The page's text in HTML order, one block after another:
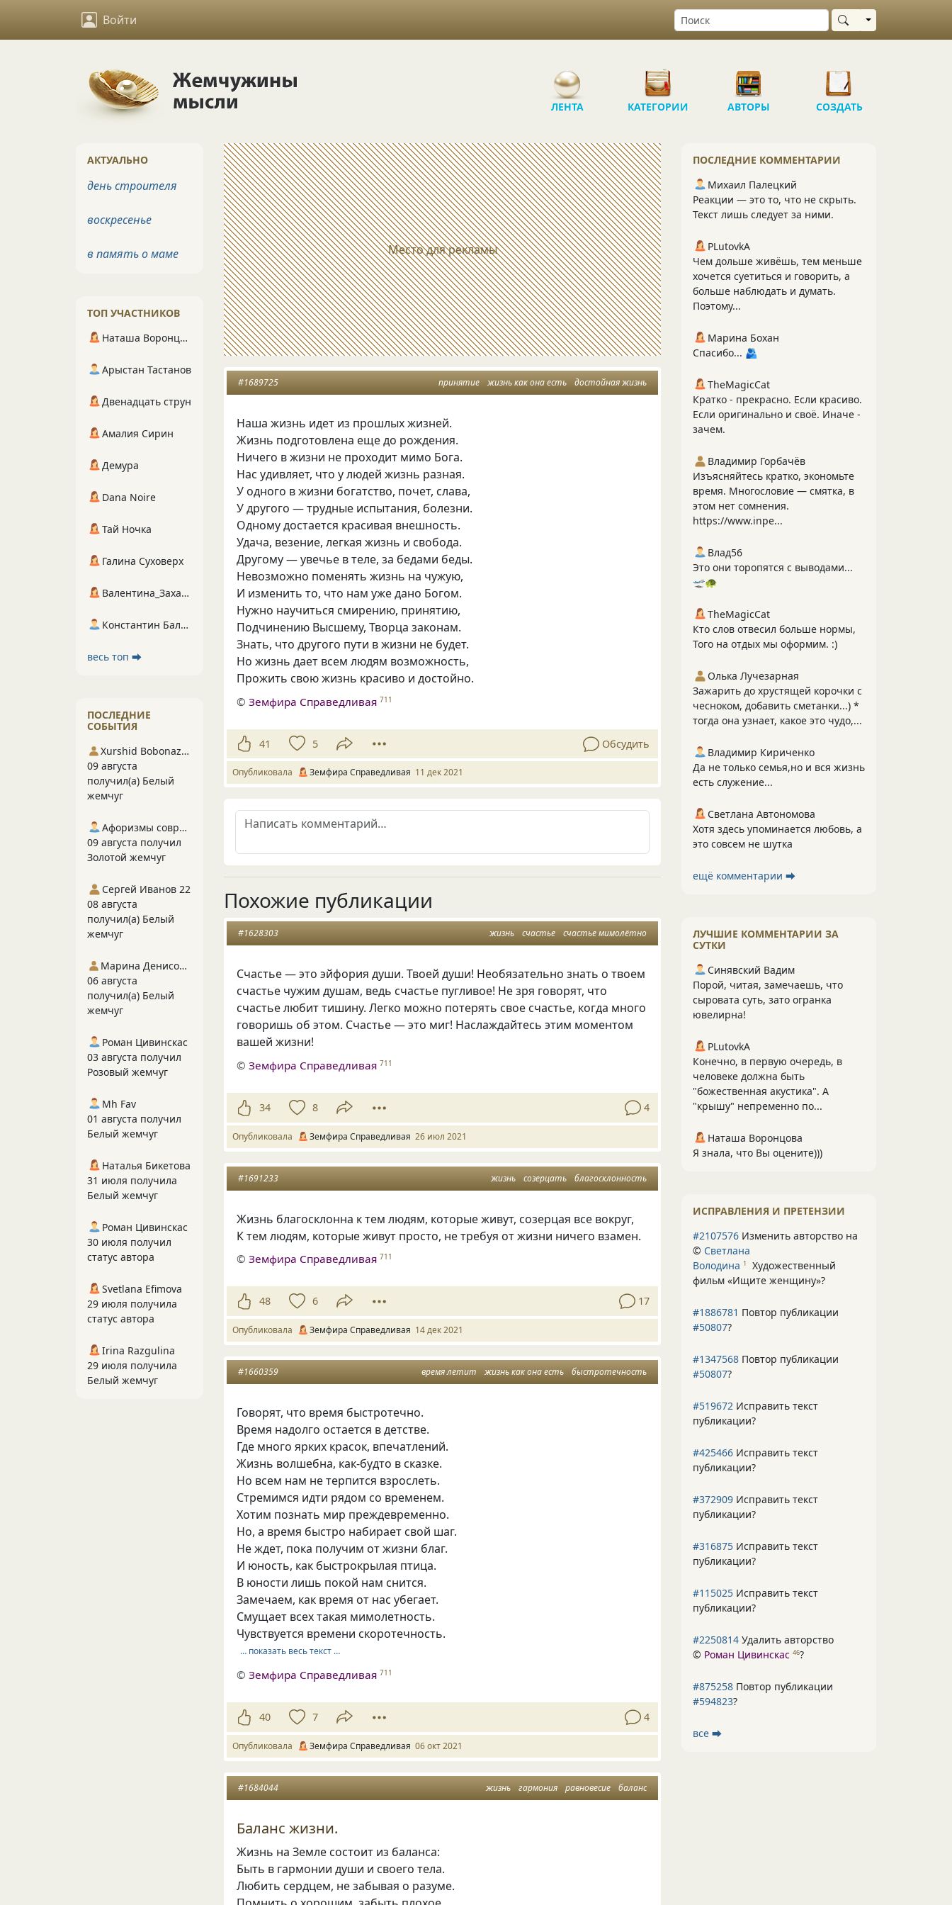
Войти Выбрать область
ЛЕНТА КАТЕГОРИИ АВТОРЫ СОЗДАТЬ
Место для рекламы
принятие жизнь как она есть достойная жизнь
#1689725
Наша жизнь идет из прошлых жизней.
Жизнь подготовлена еще до рождения.
Ничего в жизни не проходит мимо Бога.
Нас удивляет, что у людей жизнь разная.
У одного в жизни богатство, почет, слава,
У другого — трудные испытания, болезни.
Одному достается красивая внешность.
Удача, везение, легкая жизнь и свобода.
Другому — увечье в теле, за бедами беды.
Невозможно поменять жизнь на чужую,
И изменить то, что нам уже дано Богом.
Нужно научиться смирению, принятию,
Подчинению Высшему, Творца законам.
Знать, что другого пути в жизни не будет.
Но жизнь дает всем людям возможность,
Прожить свою жизнь красиво и достойно.
©Земфира Справедливая 711
41 5 Обсудить
Опубликовала Земфира Справедливая 11 дек 2021
Похожие публикации
жизнь счастье счастье мимолётно
#1628303
Счастье — это эйфория души. Твоей души! Необязательно знать о твоем
счастье чужим душам, ведь счастье пугливое! Не зря говорят, что
счастье любит тишину. Легко можно потерять свое счастье, когда много
говоришь об этом. Счастье — это миг! Наслаждайтесь этим моментом
вашей жизни!
©Земфира Справедливая 711
34 8 4
Опубликовала Земфира Справедливая 26 июл 2021
жизнь созерцать благосклонность
#1691233
Жизнь благосклонна к тем людям, которые живут, созерцая все вокруг,
К тем людям, которые живут просто, не требуя от жизни ничего взамен.
©Земфира Справедливая 711
48 6 17
Опубликовала Земфира Справедливая 14 дек 2021
время летит жизнь как она есть быстротечность
#1660359
Говорят, что время быстротечно.
Время надолго остается в детстве.
Где много ярких красок, впечатлений.
Жизнь волшебна, как-будто в сказке.
Но всем нам не терпится взрослеть.
Стремимся идти рядом со временем.
Хотим познать мир преждевременно.
Но, а время быстро набирает свой шаг.
Не ждет, пока получим от жизни благ.
И юность, как быстрокрылая птица.
В юности лишь покой нам снится.
Замечаем, как время от нас убегает.
Смущает всех такая мимолетность.
Чувствуется времени скоротечность.
… показать весь текст …
©Земфира Справедливая 711
40 7 4
Опубликовала Земфира Справедливая 06 окт 2021
жизнь гармония равновесие баланс
#1684044
Баланс жизни.
Жизнь на Земле состоит из баланса:
Быть в гармонии души и своего тела.
Любить сердцем, не забывая о разуме.
ПОСЛЕДНИЕ КОММЕНТАРИИ
Михаил Палецкий
Реакции — это то, что не скрыть.
Текст лишь следует за ними.
PLutоvkА
Чем дольше живёшь, тем меньше
хочется суетиться и говорить, а
больше наблюдать и думать.
Поэтому...
Марина Бохан
Спасибо... 🫂
TheMagicCat
Кратко - прекрасно. Если красиво.
Если оригинально и своё. Иначе -
зачем.
Владимир Горбачёв
Изъясняйтесь кратко, экономьте
время. Многословие — смятка, в
этом нет сомнения.
https://www.inpe...
Влад56
Это они торопятся с выводами...
🛫🐢
TheMagicCat
Кто слов отвесил больше нормы,
Того на отдых мы оформим. :)
Олька Лучезарная
Зажарить до хрустящей корочки с
чесноком, добавить сметанки...) *
тогда она узнает, какое это чудо,...
Владимир Кириченко
Да не только семья,но и вся жизнь
есть служение...
Светлана Автономова
Хотя здесь упоминается любовь, а
это совсем не шутка
ещё комментарии ⮕
ЛУЧШИЕ КОММЕНТАРИИ ЗА
СУТКИ
Синявский Вадим
Порой, читая, замечаешь, что
сыровата суть, зато огранка
ювелирна!
PLutоvkА
Конечно, в первую очередь, в
человеке должна быть
"божественная акустика". А
"крышу" непременно по...
Наташа Воронцова
Я знала, что Вы оцените)))
ИСПРАВЛЕНИЯ И ПРЕТЕНЗИИ
#2107576 Изменить авторство на
© Светлана
Володина 1
Художественный
фильм «Ищите женщину»?
#1886781 Повтор публикации
#50807?
#1347568 Повтор публикации
#50807?
#519672 Исправить текст
публикации?
#425466 Исправить текст
публикации?
#372909 Исправить текст
публикации?
#316875 Исправить текст
публикации?
#115025 Исправить текст
публикации?
#2250814 Удалить авторство
© Роман Цивинскас 46?
#875258 Повтор публикации
#594823?
все ⮕
АКТУАЛЬНО
день строителя
воскресенье
в память о маме
ТОП УЧАСТНИКОВ
Наташа Воронцова
Арыстан Тастанов
Двенадцать струн
Амалия Сирин
Демура
Dana Noire
Тай Ночка
Галина Суховерх
Валентина_Захарова
Константин Балухта
весь топ ⮕
ПОСЛЕДНИЕ
СОБЫТИЯ
Xurshid Bobonazarov
09 августа
получил(а) Белый
жемчуг
Афоризмы современников
09 августа получил
Золотой жемчуг
Сергей Иванов 22
08 августа
получил(а) Белый
жемчуг
Марина Денисова 5
06 августа
получил(а) Белый
жемчуг
Роман Цивинскас
03 августа получил
Розовый жемчуг
Mh Fav
01 августа получил
Белый жемчуг
Наталья Бикетова
31 июля получила
Белый жемчуг
Роман Цивинскас
30 июля получил
статус автора
Svetlana Efimova
29 июля получила
статус автора
Irina Razgulina
29 июля получила
Белый жемчуг